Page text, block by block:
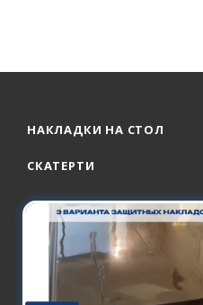
НАКЛАДКИ НА СТОЛ
СКАТЕРТИ